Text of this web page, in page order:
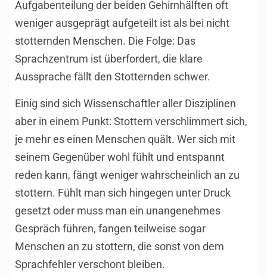
Aufgabenteilung der beiden Gehirnhälften oft
weniger ausgeprägt aufgeteilt ist als bei nicht
stotternden Menschen. Die Folge: Das
Sprachzentrum ist überfordert, die klare
Aussprache fällt den Stotternden schwer.
Einig sind sich Wissenschaftler aller Disziplinen
aber in einem Punkt: Stottern verschlimmert sich,
je mehr es einen Menschen quält. Wer sich mit
seinem Gegenüber wohl fühlt und entspannt
reden kann, fängt weniger wahrscheinlich an zu
stottern. Fühlt man sich hingegen unter Druck
gesetzt oder muss man ein unangenehmes
Gespräch führen, fangen teilweise sogar
Menschen an zu stottern, die sonst von dem
Sprachfehler verschont bleiben.